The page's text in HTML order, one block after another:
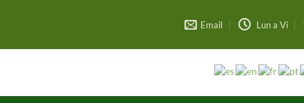
Email Lun a Vi